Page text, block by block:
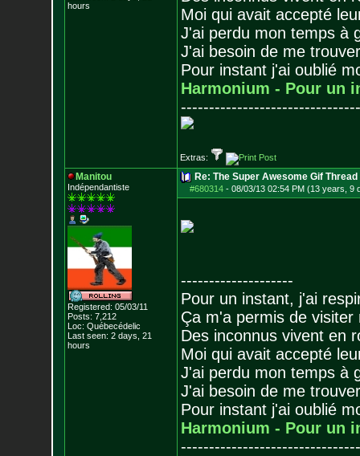
hours
Moi qui avait accepté
J'ai perdu mon temps à
J'ai besoin de me
Pour instant j'ai oublié
Harmonium - Pour un
--------------------------------
Extras:
Manitou
Indépendantiste
Registered: 05/03/11
Posts: 7,212
Loc: Québecédelic
Last seen: 2 days, 21
hours
Re: The Super Awesome Gif Thread
#680314- 08/03/13 02:54 PM (13 years, 9
--------------------
Pour un instant, j'ai
Ça m'a permis de visiter
Des inconnus vivent en
Moi qui avait accepté
J'ai perdu mon temps à
J'ai besoin de me
Pour instant j'ai oublié
Harmonium - Pour un
--------------------------------